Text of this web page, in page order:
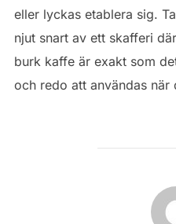
eller lyckas etablera sig.
njut snart av ett skafferi
burk kaffe är exakt som
och redo att användas
POST